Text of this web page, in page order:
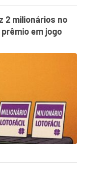
2 milionários no
em jogo